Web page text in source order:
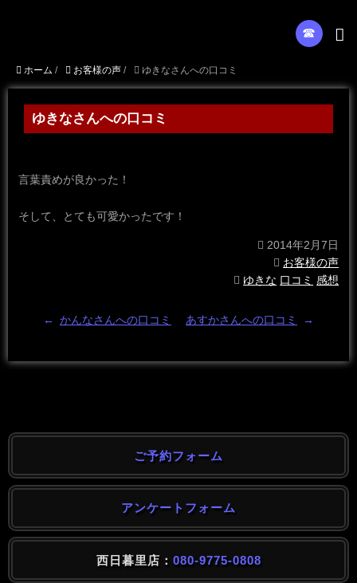
☎︎
ホーム / お客様の声 / ゆきなさんへの口コミ
ゆきなさんへの口コミ
言葉責めが良かった！
そして、とても可愛かったです！
2014年2月7日
お客様の声
ゆきな 口コミ 感想
← かんなさんへの口コミ あすかさんへの口コミ →
ご予約フォーム
アンケートフォーム
西日暮里店： 080-9775-0808